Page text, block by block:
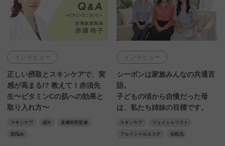
インタビュー
正しい摂取とスキンケアで、実
感が高まる!? 教えて！赤須先
生〜ビタミンCの肌への効果と
取り入れ方〜
スキンケア 成分 皮膚科医監修
肌悩み
インタビュー
シーボンは家族みんなの共通言
語。
子どもの頃から自慢だった母
は、私たち姉妹の目標です。
スキンケア フェイシャリスト
フェイシャルエステ 化粧品